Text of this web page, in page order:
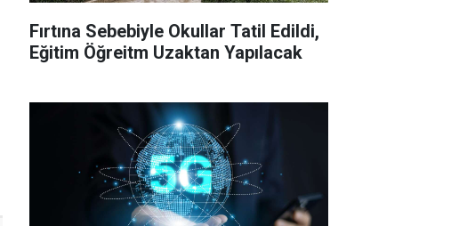
Fırtına Sebebiyle Okullar Tatil Edildi,
Eğitim Öğreitm Uzaktan Yapılacak